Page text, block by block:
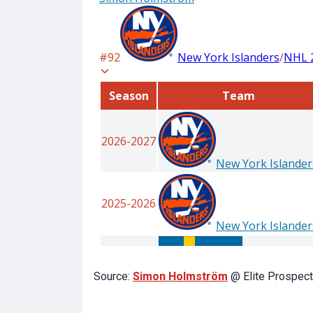
Source: Simon Holmström @ Elite